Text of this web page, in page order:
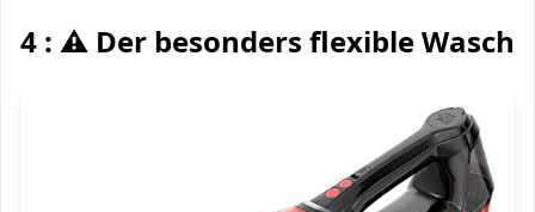
4 : ⚠️ Der besonders flexible